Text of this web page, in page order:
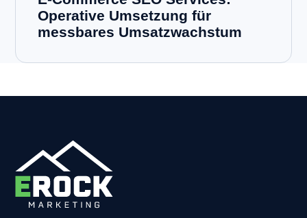
Operative Umsetzung für
messbares Umsatzwachstum